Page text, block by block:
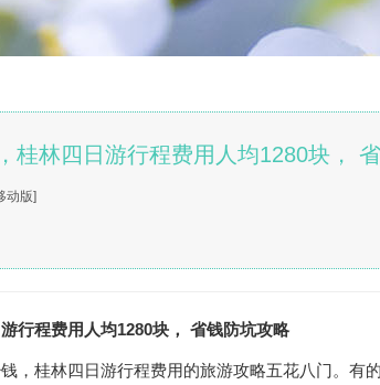
桂林四日游行程费用人均1280块，
动版]
行程费用人均1280块， 省钱防坑攻略
，桂林四日游行程费用的旅游攻略五花八门。有